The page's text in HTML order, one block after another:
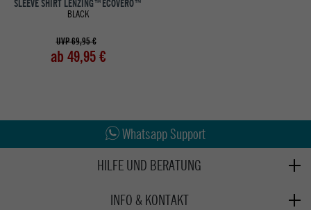
SLEEVE SHIRT LENZING™ECOVERO™
BLACK
UVP 69,95 €
ab 49,95 €
Whatsapp Support
HILFE UND BERATUNG
INFO & KONTAKT